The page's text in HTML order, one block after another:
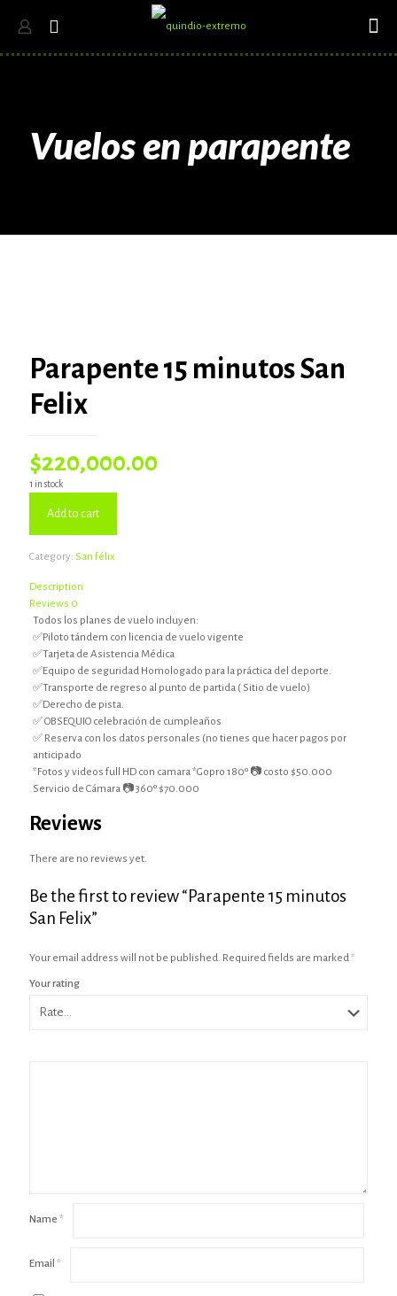
Vuelos en parapente
Parapente 15 minutos San
Felix
$220,000.00
1 in stock
Add to cart
Category: San félix
Description
Reviews 0
Todos los planes de vuelo incluyen:
✅Piloto tándem con licencia de vuelo vigente
✅Tarjeta de Asistencia Médica
✅Equipo de seguridad Homologado para la práctica del deporte.
✅Transporte de regreso al punto de partida ( Sitio de vuelo)
✅Derecho de pista.
✅ OBSEQUIO celebración de cumpleaños
✅ Reserva con los datos personales (no tienes que hacer pagos por
anticipado
*Fotos y videos full HD con camara *Gopro 180º 📷 costo $50.000
Servicio de Cámara 📷 360º $70.000
Reviews
There are no reviews yet.
Be the first to review “Parapente 15 minutos
San Felix”
Your email address will not be published. Required fields are marked*
Your rating
Name *
Email *